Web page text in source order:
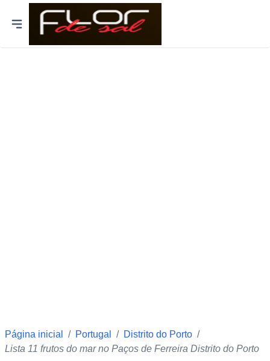
Página inicial / Portugal / Distrito do Porto /
Lista 11 frutos do mar no Paços de Ferreira Distrito do Porto